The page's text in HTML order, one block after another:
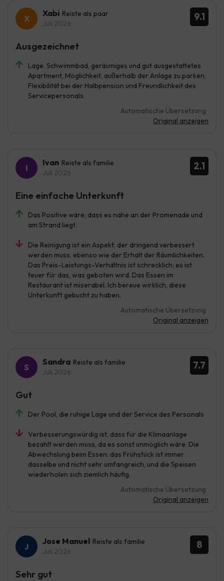
9.1
Xabi Reiste als paar
Juli 2026
Lage, Schwimmbad, geräumiges und gut ausgestattetes
Apartment, Möglichkeit, außerhalb der Anlage zu parken,
Flexibilität bei der Halbpension und Freundlichkeit des
Servicepersonals.
Automatische Übersetzung
Original anzeigen
Ausgezeichnet
2.1
Ivan Reiste als familie
Juli 2026
Das Positive wäre, dass es nahe an der Promenade und
am Strand liegt.
Die Reinigung ist ein Aspekt, der dringend verbessert
werden muss, ebenso wie der Erhalt der Räumlichkeiten.
Das Preis-Leistungs-Verhältnis ist schrecklich; es ist
teuer für das, was geboten wird. Das Essen im
Restaurant ist miserabel. Ich bereue wirklich, diese
Unterkunft gebucht zu haben.
Automatische Übersetzung
Original anzeigen
Eine einfache Unterkunft
7.7
Sandra Reiste als familie
Juli 2026
Der Pool, die ruhige Lage und der Service des Personals
Verbesserungswürdig ist, dass für die Klimaanlage
bezahlt werden muss, da es sonst unmöglich wäre. Die
Abwechslung beim Essen: das Frühstück ist immer
dasselbe und nicht sehr umfangreich, und die Speisen
wiederholen sich ziemlich häufig.
Automatische Übersetzung
Original anzeigen
Gut
8
Jose Manuel Reiste als familie
Juli 2026
Sehr gut